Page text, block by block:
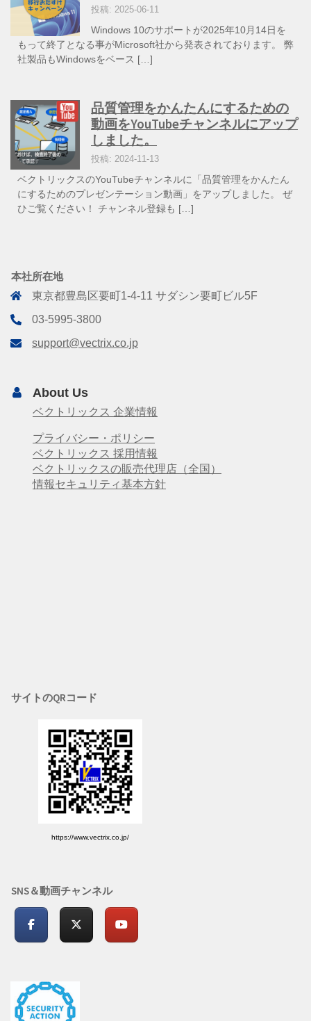
投稿: 2025-06-11
Windows 10のサポートが2025年10月14日を
もって終了となる事がMicrosoft社から発表されております。 弊
社製品もWindowsをベース […]
品質管理をかんたんにするための
動画をYouTubeチャンネルにアップ
しました。
投稿: 2024-11-13
ベクトリックスのYouTubeチャンネルに「品質管理をかんたん
にするためのプレゼンテーション動画」をアップしました。 ぜ
ひご覧ください！ チャンネル登録も […]
本社所在地
東京都豊島区要町1-4-11 サダシン要町ビル5F
03-5995-3800
support@vectrix.co.jp
About Us
ベクトリックス 企業情報
プライバシー・ポリシー
ベクトリックス 採用情報
ベクトリックスの販売代理店（全国）
情報セキュリティ基本方針
サイトのQRコード
https://www.vectrix.co.jp/
SNS＆動画チャンネル